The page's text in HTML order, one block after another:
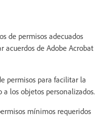
de permisos adecuados
acuerdos de Adobe Acrobat
permisos para facilitar la
los objetos personalizados.
mínimos requeridos